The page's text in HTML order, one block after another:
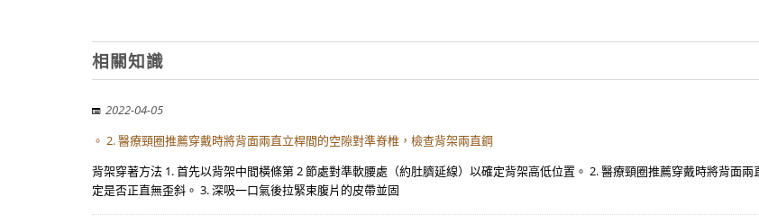
相關知識
2022-04-05
。 2. 醫療頸圈推薦穿戴時將背面兩直立桿間的空隙對準脊椎，檢查背架兩直鋼
背架穿著方法 1. 首先以背架中間橫條第 2 節處對準軟腰處（約肚臍延線）以確定背架高低位置。 2. 醫療頸圈推薦穿戴時將背面
定是否正直無歪斜。 3. 深吸一口氣後拉緊束腹片的皮帶並固